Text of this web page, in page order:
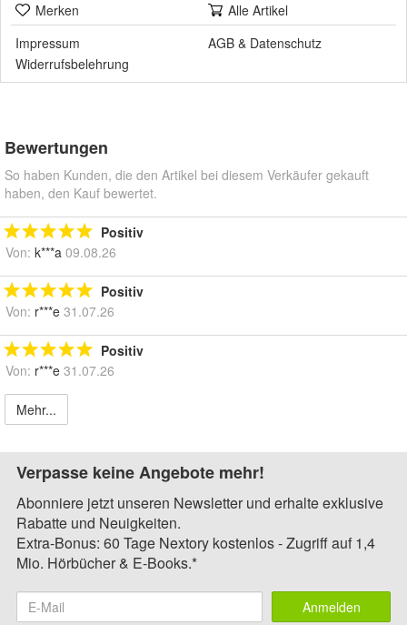
Merken
Alle Artikel
Impressum
AGB & Datenschutz
Widerrufsbelehrung
Bewertungen
So haben Kunden, die den Artikel bei diesem Verkäufer gekauft
haben, den Kauf bewertet.
Positiv
Von: k***a 09.08.26
Positiv
Von: r***e 31.07.26
Positiv
Von: r***e 31.07.26
Mehr...
Verpasse keine Angebote mehr!
Abonniere jetzt unseren Newsletter und erhalte exklusive
Rabatte und Neuigkeiten.
Extra-Bonus: 60 Tage Nextory kostenlos - Zugriff auf 1,4
Mio. Hörbücher & E-Books.*
Anmelden